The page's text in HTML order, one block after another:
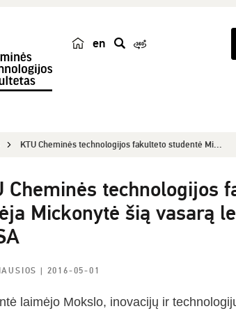
en
k
KTU Cheminės technologijos fakulteto studentė Mi...
Cheminės technologijos
Mickonytė šią vasarą
| 2016-05-01
laimėjo Mokslo, inovacijų ir